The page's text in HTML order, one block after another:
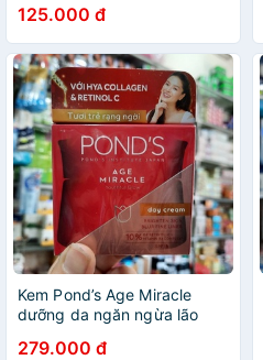
125.000 đ
Kem Pond’s Age Miracle
dưỡng da ngăn ngừa lão
279.000 đ